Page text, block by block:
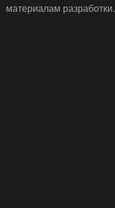
материалам разработки.